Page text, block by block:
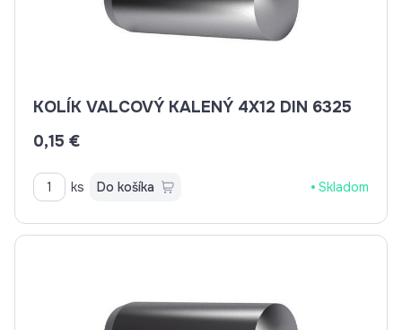
KOLÍK VALCOVÝ KALENÝ 4X12 DIN 6325
0,15 €
ks Do košíka Skladom